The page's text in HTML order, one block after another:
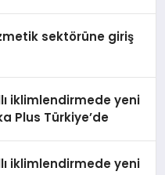
sektörüne giriş
iklimlendirmede yeni
Plus Türkiye’de
iklimlendirmede yeni